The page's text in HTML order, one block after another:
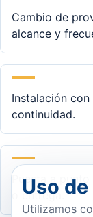
Cambio de
alcance y
Instalación
continuidad.
Puesta a punto
o entrega.
Uso
Utilizamos